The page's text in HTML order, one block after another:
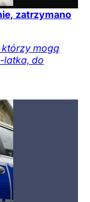
zatrzymano
którzy mogą
latka, do